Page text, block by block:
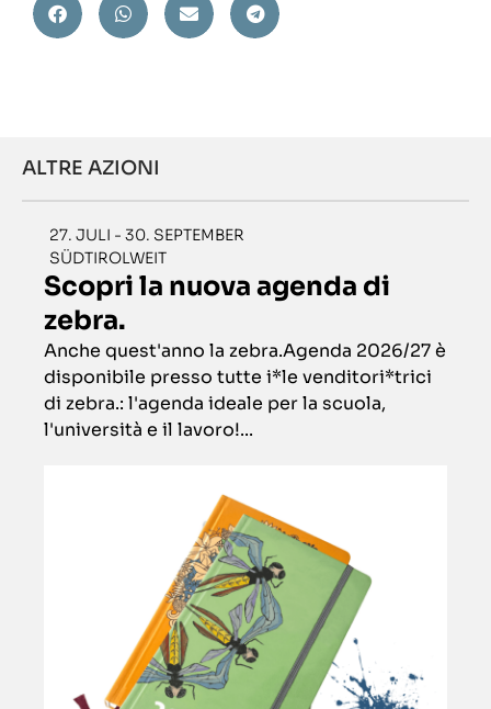
ALTRE AZIONI
27. JULI - 30. SEPTEMBER
SÜDTIROLWEIT
Scopri la nuova agenda di
zebra.
Anche quest'anno la zebra.Agenda 2026/27 è
disponibile presso tutte i*le venditori*trici
di zebra.: l'agenda ideale per la scuola,
l'università e il lavoro!...